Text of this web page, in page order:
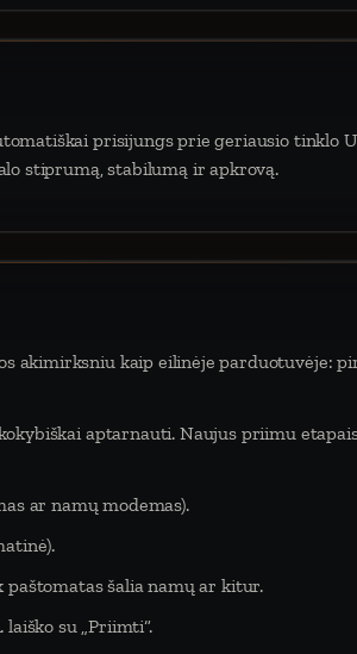
prisijungs prie geriausio tinklo
stiprumą, stabilumą ir apkrovą.
kaip eilinėje parduotuvėje:
aptarnauti. Naujus priimu
ar namų modemas).
paštomatas šalia namų ar kitur.
su „Priimti“.